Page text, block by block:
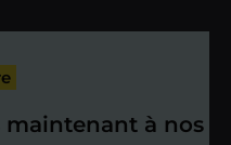
à nos